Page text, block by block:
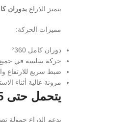
يتميز الذراع بدوران
مميزات الحركة:
دوران كامل 360°
حركة سلسة في جميع
ضبط سريع للارتفاع
مرونة عالية أثناء
يتحمل حتى 1.5 كجم
يدعم الذراع حمولة